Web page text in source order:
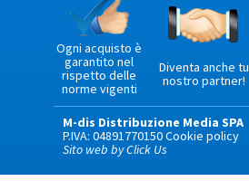
Ogni acquisto è
garantito nel
rispetto delle
norme vigenti
Diventa anche tu
nostro partner!
M-dis Distribuzione Media SPA
P.IVA: 04891770150Cookie policy
Sito web by Click Us